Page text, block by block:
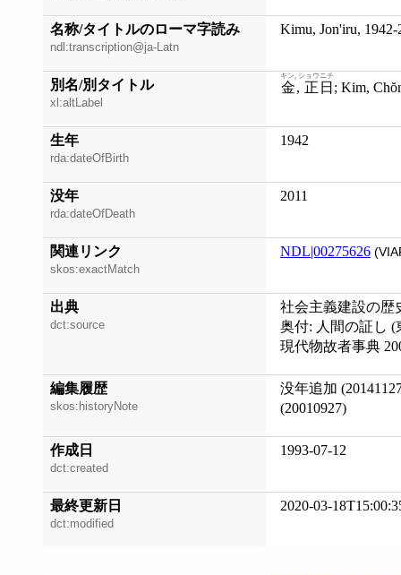
名称/タイトルのローマ字読み
ndl:transcription@ja-Latn
Kimu, Jon'iru, 1942-
別名/別タイトル
xl:altLabel
金, 正日
キン, ショウニチ
生年
rda:dateOfBirth
1942
没年
rda:dateOfDeath
2011
関連リンク
skos:exactMatch
NDL|00275626
出典
dct:source
社会主義建設の歴
奥付: 人間の証し (
現代物故者事典
編集履歴
skos:historyNote
没年追加
(20010927)
作成日
dct:created
1993-07-12
最終更新日
dct:modified
2020-03-